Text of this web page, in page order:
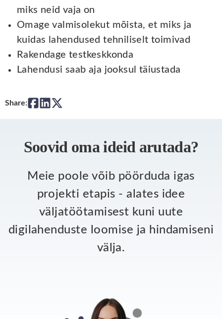
miks neid vaja on
Omage valmisolekut mõista, et miks ja
kuidas lahendused tehniliselt toimivad
Rakendage testkeskkonda
Lahendusi saab aja jooksul täiustada
Share:
Soovid oma ideid arutada?
Meie poole võib pöörduda igas
projekti etapis - alates idee
väljatöötamisest kuni uute
digilahenduste loomise ja hindamiseni
välja.